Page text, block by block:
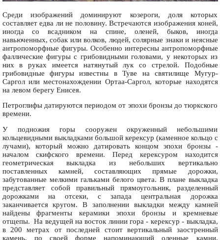
Среди изображений доминируют козероги, доля которых
составляет едва ли не половину. Встречаются изображения коней,
иногда со всадником на спине, оленей, быков, иногда
навьюченных, собак или волков, людей, солярные знаки и неясные
антропоморфные фигуры. Особенно интересны антропоморфные
фаллические фигуры с грибовидными головами, у некоторых из
них в руках имеется натянутый лук со стрелой. Подобные
грибовидные фигуры известны в Туве на святилище Мугур-
Саргол или местонахождении Ортаа-Саргол, которые находятся
на левом берегу Енисея.
Петроглифы датируются периодом от эпохи бронзы до тюркского
времени.
У подножия горы сооружен окруженный небольшими
кольцевидными выкладками большой керексур (каменное кольцо с
лучами), который можно датировать концом эпохи бронзы -
началом скифского времени. Перед керексуром находится
геометрическая выкладка из небольших вертикально
поставленных камней, составляющих прямые дорожки,
забутованные мелкими гальками белого цвета. В плане выкладка
представляет собой правильный прямоугольник, разделенный
дорожками на отсеки, с запада центральная дорожка
заканчивается кругом. В заполнении выкладки между камней
найдены фрагменты керамики эпохи бронзы и кремневые
отщепы. На ведущей на восток линии гора - керексур - выкладка,
в 200 метрах от последней стоит вертикальный заостренный
камень, по своей форме напоминающий оленные камни,